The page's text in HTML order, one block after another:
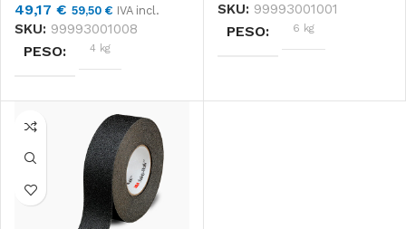
49,17 € 59,50 € IVA incl.
SKU: 99993001008
PESO 4 kg
DIMENSIONES
62 × 32 × 46 cm
MARCAS 3M
SKU: 99993001001
PESO 6 kg